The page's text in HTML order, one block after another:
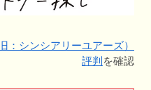
：シンシアリーユアーズ）
評判 を確認